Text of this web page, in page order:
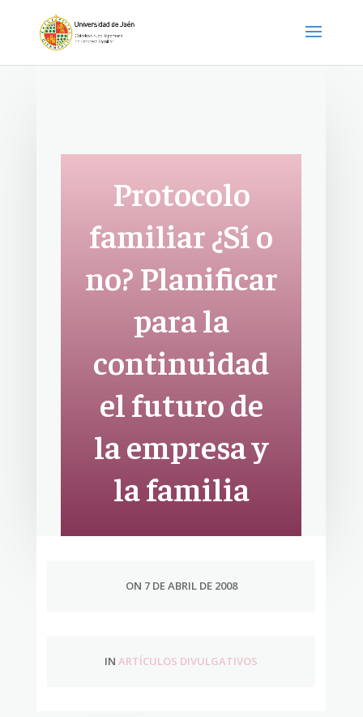
Protocolo
familiar ¿Sí o
no? Planificar
para la
continuidad
el futuro de
la empresa y
la familia
ON 7 DE ABRIL DE 2008
IN ARTÍCULOS DIVULGATIVOS